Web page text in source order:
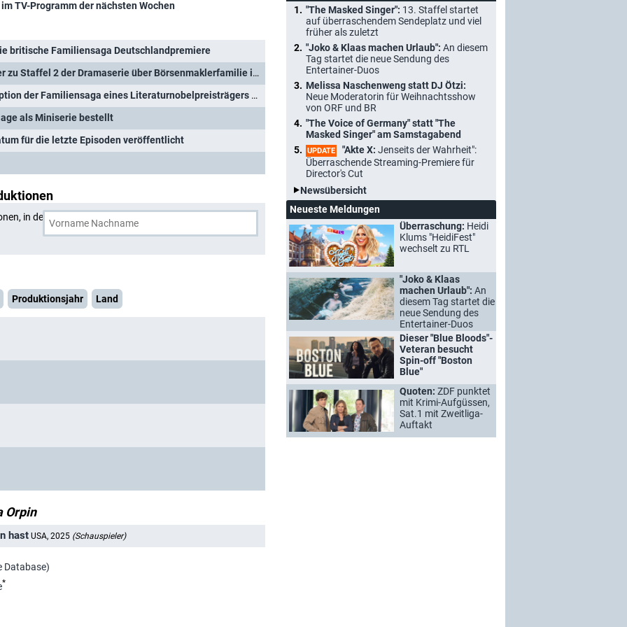
im TV-Programm der nächsten Wochen
britische Familiensaga Deutschlandpremiere
"The Forsytes": Erster Teaser zu Staffel 2 der Dramaserie über Börsenmaklerfamilie im London der 1880er-Jahre enthüllt
"The Forsytes": Frische Adaption der Familiensaga eines Literaturnobelpreisträgers erhält Starttermin
als Miniserie bestellt
für die letzte Episoden veröffentlicht
in denen Joshua Orpin
Produktionsjahr Land
Orpin
hast USA, 2025 (Schauspieler)
Database)
*
"The Masked Singer": 13. Staffel startet
auf überraschendem Sendeplatz und viel
früher als zuletzt
"Joko & Klaas machen Urlaub": An diesem
Tag startet die neue Sendung des
Entertainer-Duos
Melissa Naschenweng statt DJ Ötzi:
Neue Moderatorin für Weihnachtsshow
von ORF und BR
"The Voice of Germany" statt "The
Masked Singer" am Samstagabend
UPDATE "Akte X: Jenseits der Wahrheit":
Überraschende Streaming-Premiere für
Director's Cut
Newsübersicht
Neueste Meldungen
Überraschung: Heidi
Klums "HeidiFest"
wechselt zu RTL
"Joko & Klaas
machen Urlaub": An
diesem Tag startet die
neue Sendung des
Entertainer-Duos
Dieser "Blue Bloods"-
Veteran besucht
Spin-off "Boston
Blue"
Quoten: ZDF punktet
mit Krimi-Aufgüssen,
Sat.1 mit Zweitliga-
Auftakt